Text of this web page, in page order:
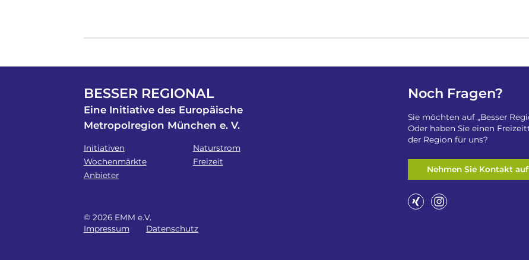
BESSER REGIONAL
Eine Initiative des Europäische
Metropolregion München e. V.
Initiativen
Wochenmärkte
Anbieter
Naturstrom
Freizeit
© 2026 EMM e.V.
Impressum
Datenschutz
Noch Fragen?
Sie möchten auf „Besser
Oder haben Sie einen
der Region für uns?
Nehmen Sie Kontakt auf